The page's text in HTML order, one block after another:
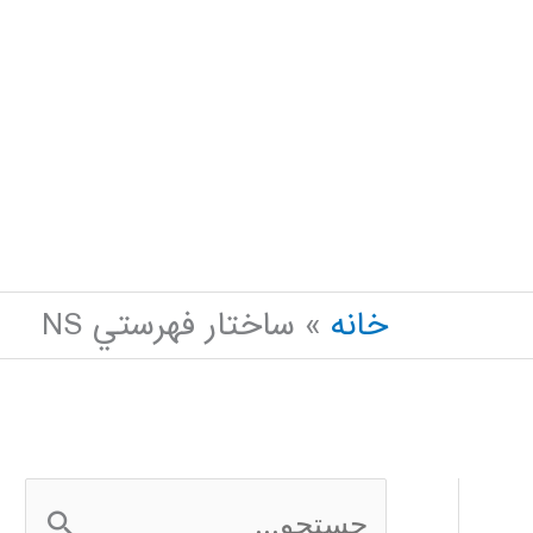
خانه
ساختار فهرستي NS